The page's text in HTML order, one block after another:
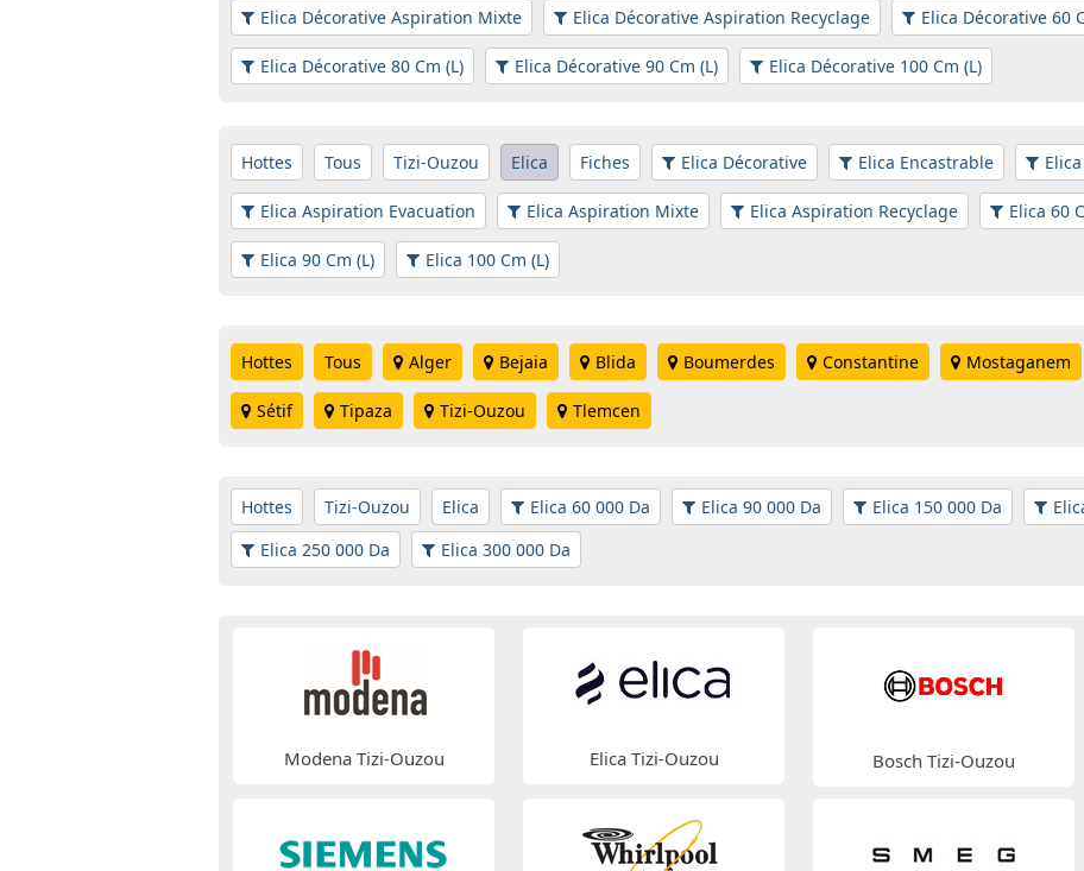
Elica Décorative Aspiration Mixte Elica Décorative Aspiration Recyclage Elica Décorative 60
Elica Décorative 80 Cm (L) Elica Décorative 90 Cm (L) Elica Décorative 100 Cm (L)
Hottes Tous Tizi-Ouzou Elica Fiches Elica Décorative Elica Encastrable
Elica Aspiration Evacuation Elica Aspiration Mixte Elica Aspiration Recyclage Elica 60
Elica 90 Cm (L) Elica 100 Cm (L)
Hottes Tous Alger Bejaia Blida Boumerdes Constantine Mostaganem
Sétif Tipaza Tizi-Ouzou Tlemcen
Hottes Tizi-Ouzou Elica Elica 60 000 Da Elica 90 000 Da Elica 150 000 Da
Elica 250 000 Da
Elica 300 000 Da
Modena Tizi-Ouzou Elica Tizi-Ouzou Bosch Tizi-Ouzou